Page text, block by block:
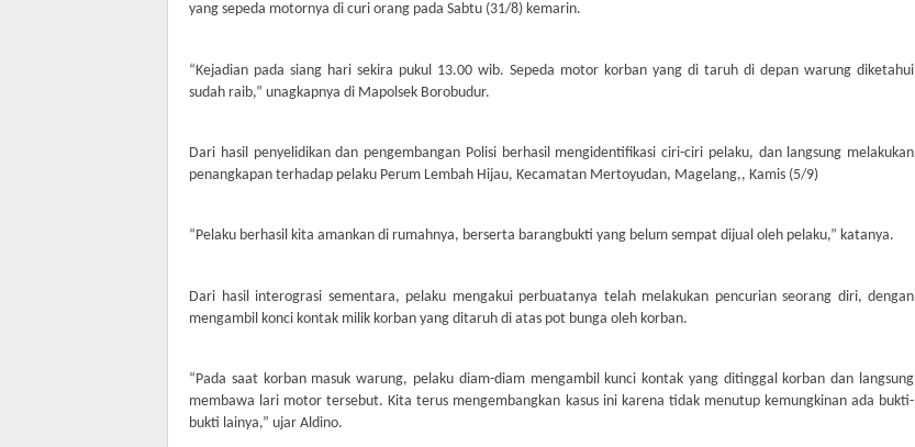
yang sepeda motornya di curi orang pada Sabtu (31/8) kemarin.
“Kejadian pada siang hari sekira pukul 13.00 wib. Sepeda motor korban yang di taruh di depan warung diketahui
sudah raib,” unagkapnya di Mapolsek Borobudur.
Dari hasil penyelidikan dan pengembangan Polisi berhasil mengidentifikasi ciri-ciri pelaku, dan langsung melakukan
penangkapan terhadap pelaku Perum Lembah Hijau, Kecamatan Mertoyudan, Magelang,, Kamis (5/9)
“Pelaku berhasil kita amankan di rumahnya, berserta barangbukti yang belum sempat dijual oleh pelaku,” katanya.
Dari hasil interograsi sementara, pelaku mengakui perbuatanya telah melakukan pencurian seorang diri, dengan
mengambil konci kontak milik korban yang ditaruh di atas pot bunga oleh korban.
“Pada saat korban masuk warung, pelaku diam-diam mengambil kunci kontak yang ditinggal korban dan langsung
membawa lari motor tersebut. Kita terus mengembangkan kasus ini karena tidak menutup kemungkinan ada bukti-
bukti lainya,” ujar Aldino.